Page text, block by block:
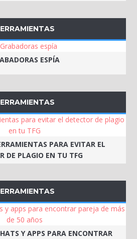
ESPÍA
PARA EVITAR EL
DE PLAGIO EN TU TFG
Y APPS PARA ENCONTRAR